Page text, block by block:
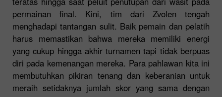
permainan final. Kini, tim dari Zvolen tengah
menghadapi tantangan sulit. Baik pemain dan pelatih
harus memastikan bahwa mereka memiliki energi
yang cukup hingga akhir turnamen tapi tidak berpuas
diri pada kemenangan mereka. Para pahlawan kita ini
membutuhkan pikiran tenang dan keberanian untuk
meraih setidaknya jumlah skor yang sama dengan